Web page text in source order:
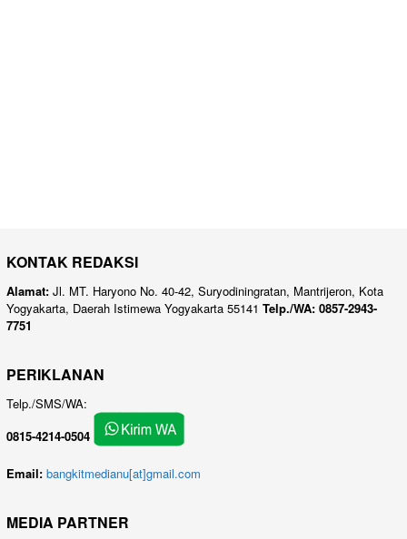
KONTAK REDAKSI
Alamat: Jl. MT. Haryono No. 40-42, Suryodiningratan, Mantrijeron, Kota
Yogyakarta, Daerah Istimewa Yogyakarta 55141 Telp./WA: 0857-2943-
7751
PERIKLANAN
Telp./SMS/WA:
0815-4214-0504
Email: bangkitmedianu[at]gmail.com
MEDIA PARTNER